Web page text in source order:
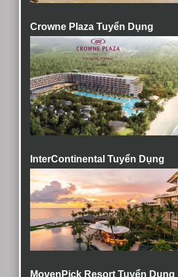
Crowne Plaza Tuyển Dụng
InterContinental Tuyển Dụng
MovenPick Resort Tuyển Dụng